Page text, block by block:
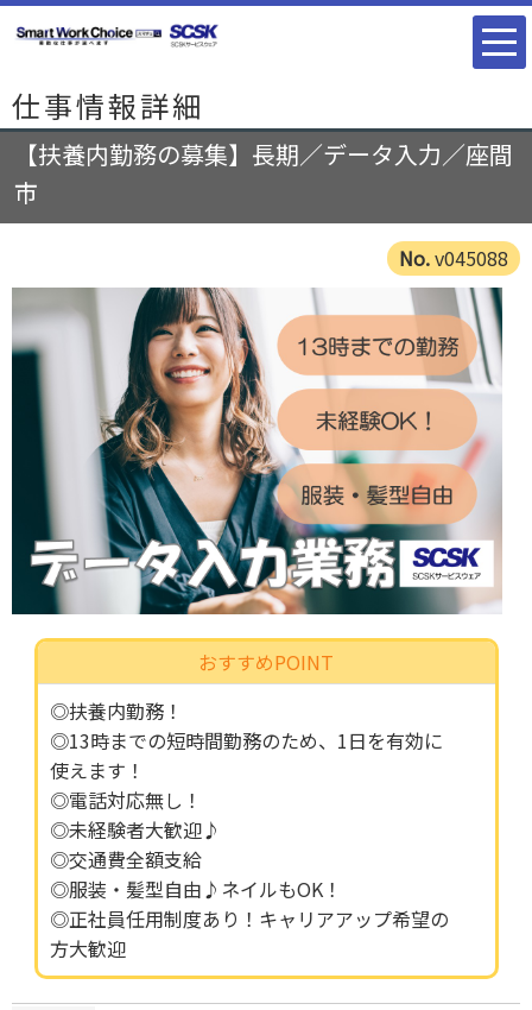
仕事情報詳細
【扶養内勤務の募集】長期／データ入力／座間
市
v045088
おすすめPOINT
◎扶養内勤務！
◎13時までの短時間勤務のため、1日を有効に
使えます！
◎電話対応無し！
◎未経験者大歓迎♪
◎交通費全額支給
◎服装・髪型自由♪ネイルもOK！
◎正社員任用制度あり！キャリアアップ希望の
方大歓迎